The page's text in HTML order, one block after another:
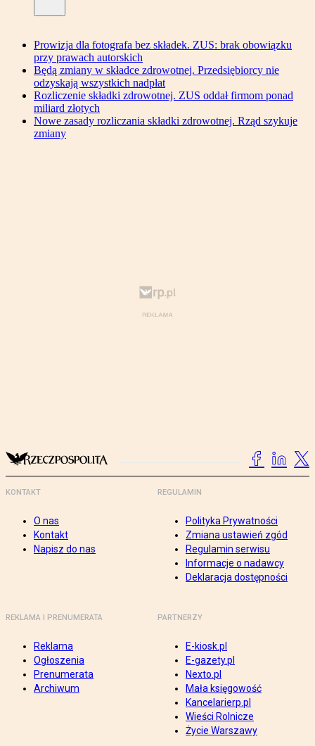
Prowizja dla fotografa bez składek. ZUS: brak obowiązku
przy prawach autorskich
Będą zmiany w składce zdrowotnej. Przedsiębiorcy nie
odzyskają wszystkich nadpłat
Rozliczenie składki zdrowotnej. ZUS oddał firmom ponad
miliard złotych
Nowe zasady rozliczania składki zdrowotnej. Rząd szykuje
zmiany
KONTAKT
O nas
Kontakt
Napisz do nas
REGULAMIN
Polityka Prywatności
Zmiana ustawień zgód
Regulamin serwisu
Informacje o nadawcy
Deklaracja dostępności
REKLAMA I PRENUMERATA
Reklama
Ogłoszenia
Prenumerata
Archiwum
PARTNERZY
E-kiosk.pl
E-gazety.pl
Nexto.pl
Mała księgowość
Kancelarierp.pl
Wieści Rolnicze
Życie Warszawy